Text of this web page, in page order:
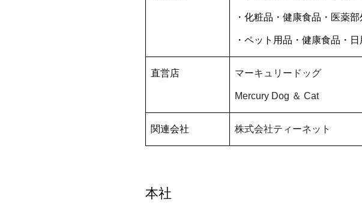
・化粧品・健康食品・医薬
・ペット用品・健康食品・
直営店 マーキュリードッグ
Mercury Dog ＆ Cat
関連会社 株式会社ティーネット
本社